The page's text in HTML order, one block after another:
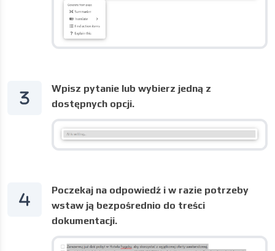
Wpisz pytanie lub wybierz jedną z
dostępnych opcji.
Poczekaj na odpowiedź i w razie potrzeby
wstaw ją bezpośrednio do treści
dokumentacji.